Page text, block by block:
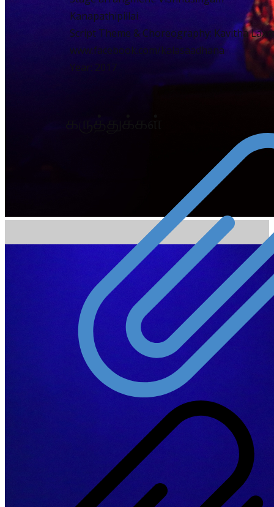
Kanapathipillai
Script Theme & Choreography: Kavitha
www.facebook.com/kalasaadhana
Year: 2017